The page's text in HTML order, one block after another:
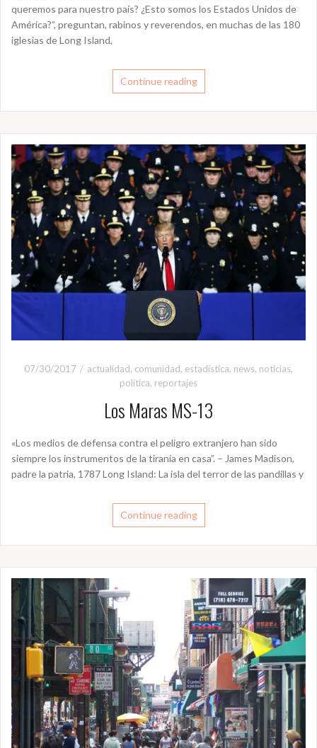
queremos para nuestro país? ¿Esto somos los Estados Unidos de
América?”, preguntan, rabinos y reverendos, en muchas de las 180
iglesias de Long Island,
Continue reading
07/30/2017 actualidad, comunidad, estadística, news, noticias,
política, reportajes
Los Maras MS-13
«Los medios de defensa contra el peligro extranjero han sido
siempre los instrumentos de la tiranía en casa”. – James Madison,
padre la patria, 1787 Long Island: La isla del terror de las pandillas y
Continue reading